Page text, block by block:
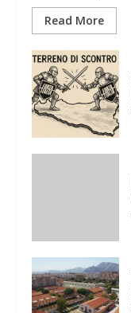
Read More